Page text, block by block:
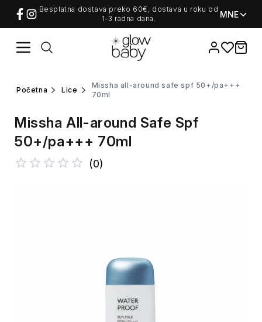
Besplatna dostava preko 60€, dostava u roku od
1-3 radna dana.
MNE
Favorites
items
početna lice
missha all-around safe spf 50+/pa+++
70ml
Missha All-around Safe Spf
50+/pa+++ 70ml
(0)